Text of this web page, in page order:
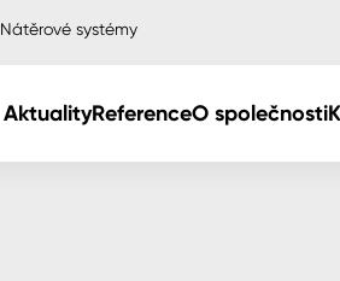
Nátěrové systémy
AktualityReferenceO společnosti